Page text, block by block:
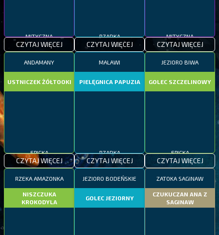
MITYCZNA
CZYTAJ WIĘCEJ
RZADKA
CZYTAJ WIĘCEJ
MITYCZNA
CZYTAJ WIĘCEJ
ANDAMANY
USTNICZEK ŻÓŁTOOKI
EPICKA
CZYTAJ WIĘCEJ
MALAWI
PIELĘGNICA PAPUZIA
RZADKA
CZYTAJ WIĘCEJ
JEZIORO BIWA
GOLEC SZCZELINOWY
EPICKA
CZYTAJ WIĘCEJ
RZEKA AMAZONKA
NISZCZUKA
KROKODYLA
JEZIORO BODEŃSKIE
GOLEC JEZIORNY
ZATOKA SAGINAW
CZUKUCZAN ANA Z
SAGINAW